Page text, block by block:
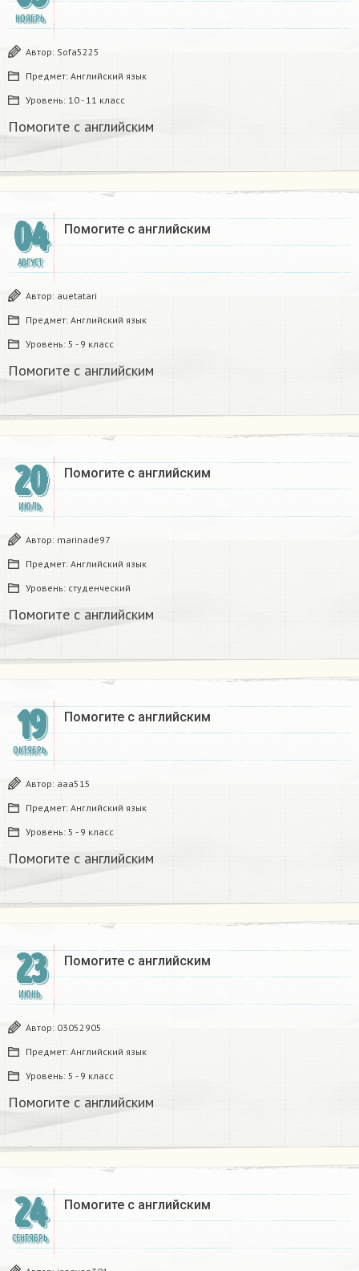
НОЯБРЬ
Автор: Sofa5225
Предмет: Английский язык
Уровень: 10 - 11 класс
Помогите с английским
04
АВГУСТ
Помогите с английским
Автор: auetatari
Предмет: Английский язык
Уровень: 5 - 9 класс
Помогите с английским
20
ИЮЛЬ
Помогите с английским
Автор: marinade97
Предмет: Английский язык
Уровень: студенческий
Помогите с английским
19
ОКТЯБРЬ
Помогите с английским
Автор: ааа515
Предмет: Английский язык
Уровень: 5 - 9 класс
Помогите с английским
23
ИЮНЬ
Помогите с английским
Автор: 03052905
Предмет: Английский язык
Уровень: 5 - 9 класс
Помогите с английским
24
СЕНТЯБРЬ
Помогите с английским